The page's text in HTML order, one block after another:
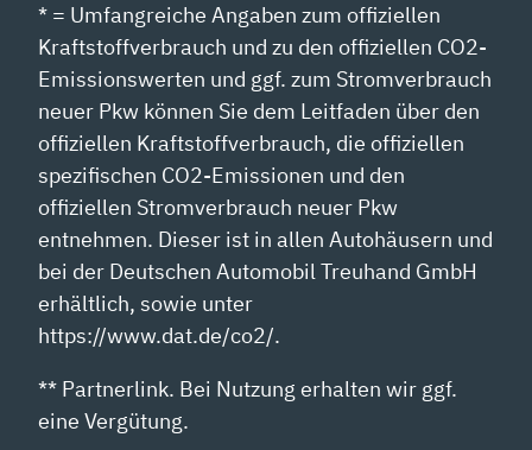
* = Umfangreiche Angaben zum offiziellen
Kraftstoffverbrauch und zu den offiziellen CO2-
Emissionswerten und ggf. zum Stromverbrauch
neuer Pkw können Sie dem Leitfaden über den
offiziellen Kraftstoffverbrauch, die offiziellen
spezifischen CO2-Emissionen und den
offiziellen Stromverbrauch neuer Pkw
entnehmen. Dieser ist in allen Autohäusern und
bei der Deutschen Automobil Treuhand GmbH
erhältlich, sowie unter
https://www.dat.de/co2/.
** Partnerlink. Bei Nutzung erhalten wir ggf.
eine Vergütung.